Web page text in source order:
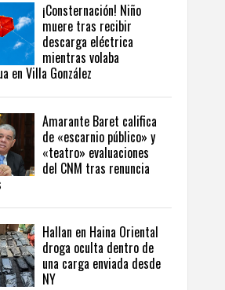
¡Consternación! Niño
muere tras recibir
descarga eléctrica
mientras volaba
en Villa González
Amarante Baret califica
de «escarnio público» y
«teatro» evaluaciones
del CNM tras renuncia
Hallan en Haina Oriental
droga oculta dentro de
una carga enviada desde
NY